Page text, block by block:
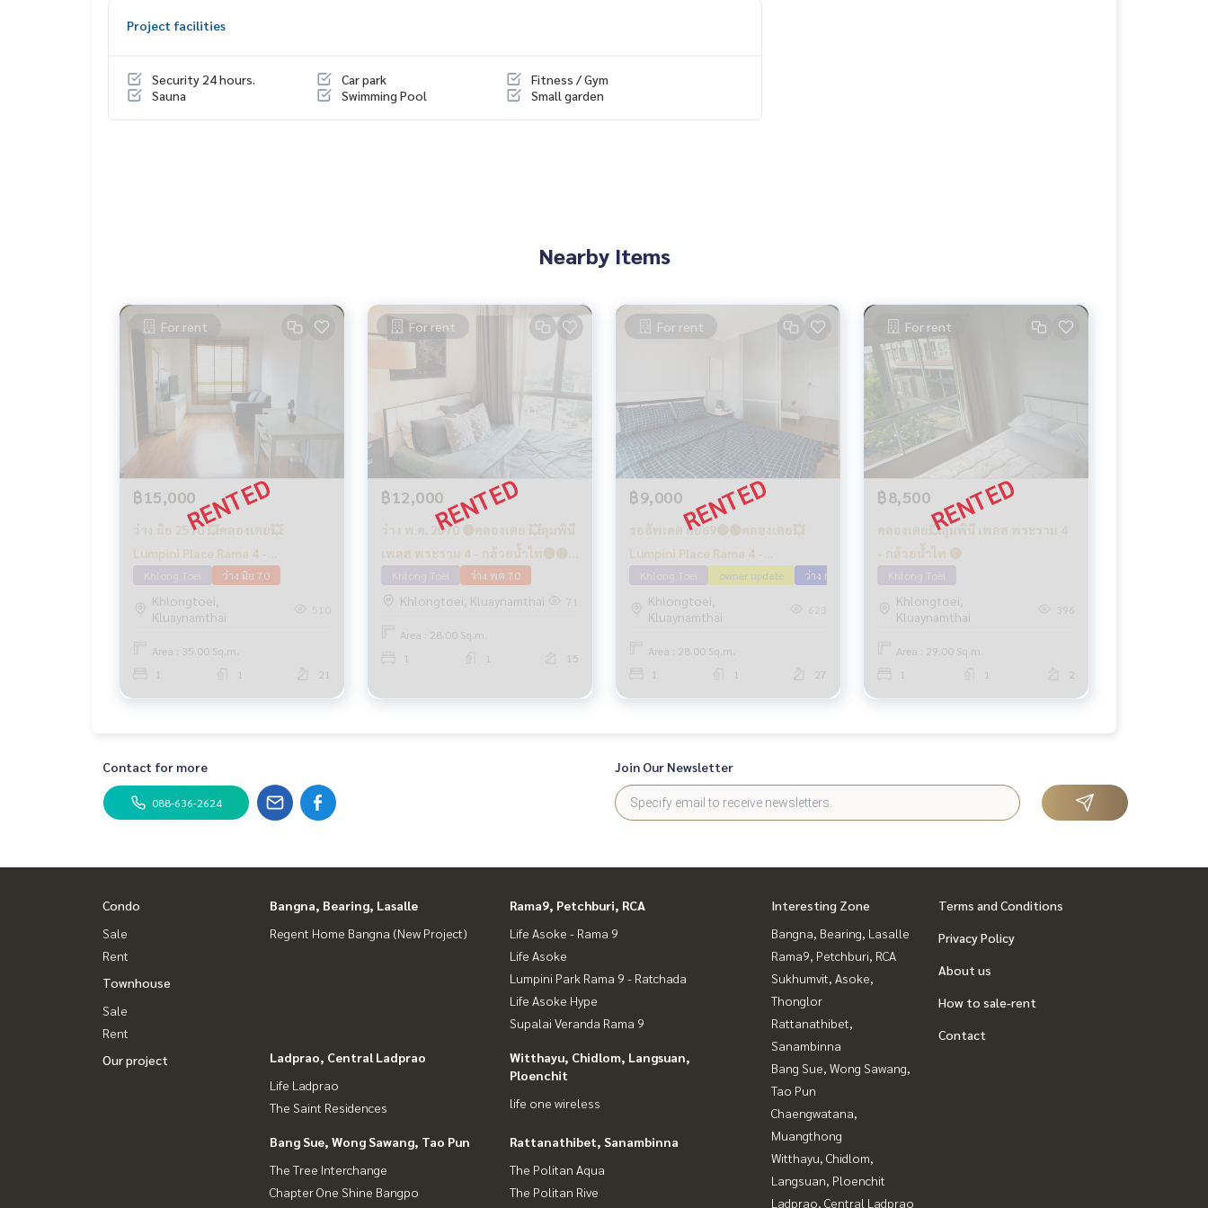
Project facilities
Security 24 hours. Car park
Fitness / Gym
Sauna
Swimming Pool Small garden
Nearby Items
For rent
฿15,000
ว่าง มิย 2570 💥คลองเตย💥
Lumpini Place Rama 4 -
ว่าง มิย 70
Khlongtoei,
Kluaynamthai
510
Area : 35.00 Sq.m.
1
1 21
For rent
฿12,000
ว่าง พ.ค. 2570 🟡คลองเตย 💥ลุมพินี
เพลส พระราม 4 - กล้วยน้ำไท🔴🟢
ว่าง พค 70
Khlongtoei, Kluaynamthai 71
Area : 28.00 Sq.m.
1
1 15
For rent
฿9,000
รออัพเดต กย69🔴🟢คลองเตย💥
Lumpini Place Rama 4 -
Kluaynamthai🔴🟢🟡owner update ว่าง กย 69
Khlongtoei,
Kluaynamthai
623
Area : 28.00 Sq.m.
1
1 27
For rent
฿8,500
คลองเตย💥ลุมพินี เพลส พระราม 4
- กล้วยน้ำไท 🔴
Khlongtoei,
Kluaynamthai
396
Area : 29.00 Sq.m.
1
1 2
Contact for more
088-636-2624
Join Our Newsletter
Condo
Sale
Rent
Townhouse
Sale
Rent
Our project
Bangna, Bearing, Lasalle
Regent Home Bangna (New Project)
Rama9, Petchburi, RCA
Life Asoke - Rama 9
Life Asoke
Lumpini Park Rama 9 - Ratchada
Life Asoke Hype
Supalai Veranda Rama 9
Ladprao, Central Ladprao
Life Ladprao
The Saint Residences
Witthayu, Chidlom, Langsuan,
Ploenchit
life one wireless
Bang Sue, Wong Sawang, Tao Pun
The Tree Interchange
Chapter One Shine Bangpo
Rattanathibet, Sanambinna
The Politan Aqua
The Politan Rive
Interesting Zone
Bangna, Bearing, Lasalle
Rama9, Petchburi, RCA
Sukhumvit, Asoke,
Thonglor
Rattanathibet,
Sanambinna
Bang Sue, Wong Sawang,
Tao Pun
Chaengwatana,
Muangthong
Witthayu, Chidlom,
Langsuan, Ploenchit
Ladprao, Central Ladprao
Terms and Conditions
Privacy Policy
About us
How to sale-rent
Contact